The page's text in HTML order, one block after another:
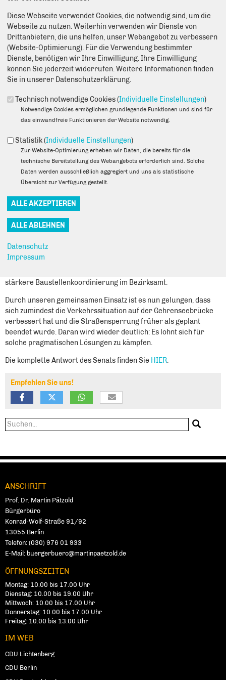
06.11.2023
Aufgrund mehrerer Bürgerbeschwerden haben die
Abgeordneten Danny Freymark und Prof. Dr. Martin Pätzold eine
schriftliche Anfrage an den Berliner Senat gestellt, um
erhalten, die zu Straßen- und Parkplatzsperrungen führen. Die
Antwort liegt nun vor.In der Anfrage wurde nach Details zu den
Baumaßnahmen gefragt, unter anderem nach den
verantwortlichen Bauträgern und der voraussichtlichen Dauer
der Sperrungen. Der Senat konnte einen Großteil der
Auflistung von Dauer und Art der Maßnahmen finden Sie
Die Zuständigkeit für die Baustellenkoordination liegt im Bezirk
eigentlich beim Straßen- und Grünflächenamt unter der Leitung
Monaten und Wochen zu massiven Sperrungen, die große
Probleme für die Anwohner bereitet haben. Die derzeitige
stärkere Baustellenkoordinierung im Bezirksamt.
Durch unseren gemeinsamen Einsatz ist es nun gelungen, dass
sich zumindest die Verkehrssituation auf der Gehrenseebrücke
verbessert hat und die Straßensperrung früher als geplant
beendet wurde. Daran wird wieder deutlich: Es lohnt sich für
solche pragmatischen Lösungen zu kämpfen.
Die komplette Antwort des Senats finden Sie HIER.
Empfehlen Sie uns!
Suchformular
Suche
Fußbereich
ANSCHRIFT
Prof. Dr. Martin Pätzold
Bürgerbüro
Konrad-Wolf-Straße 91/92
13055 Ber­lin
Telefon: (030) 976 01 933
E-Mail: buergerbuero@martinpaetzold.de
ÖFFNUNGSZEITEN
Mon­tag: 10.00 bis 17.00 Uhr
Diens­tag: 10.00 bis 19.00 Uhr
Mitt­wo­ch: 10.00 bis 17.00 Uhr
Don­ners­tag: 10.00 bis 17.00 Uhr
Frei­tag: 10.00 bis 13.00 Uhr
IM WEB
CDU Lich­ten­berg
CDU Berlin
Diese Webseite verwendet Cookies, die notwendig sind, um die
Webseite zu nutzen. Weiterhin verwenden wir Dienste von
Drittanbietern, die uns helfen, unser Webangebot zu verbessern
(Website-Optimierung). Für die Verwendung bestimmter
Dienste, benötigen wir Ihre Einwilligung. Ihre Einwilligung
können Sie jederzeit widerrufen. Weitere Informationen finden
Sie in unserer Datenschutzerklärung.
Technisch notwendige Cookies (Individuelle Einstellungen)
Notwendige Cookies ermöglichen grundlegende Funktionen und sind für
das einwandfreie Funktionieren der Website notwendig.
Statistik (Individuelle Einstellungen)
Zur Website-Optimierung erheben wir Daten, die bereits für die
technische Bereitstellung des Webangebots erforderlich sind. Solche
Daten werden ausschließlich aggregiert und uns als statistische
Übersicht zur Verfügung gestellt.
Datenschutz
Impressum